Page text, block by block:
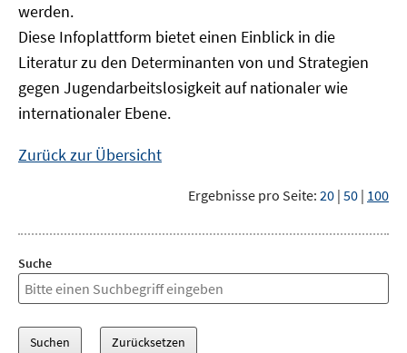
werden.
Diese Infoplattform bietet einen Einblick in die
Literatur zu den Determinanten von und Strategien
gegen Jugendarbeitslosigkeit auf nationaler wie
internationaler Ebene.
Zurück zur Übersicht
Ergebnisse pro Seite: 20 | 50 | 100
Suche